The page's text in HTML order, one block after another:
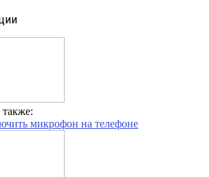
микрофон на телефоне